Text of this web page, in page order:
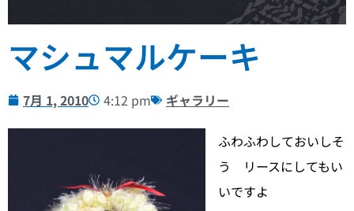
マシュマルケーキ
7月 1, 2010 4:12 pm ギャラリー
ふわふわしておいしそ
う リースにしてもい
いですよ